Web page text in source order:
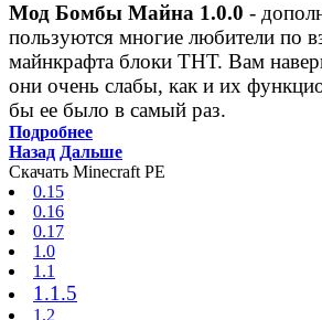
Мод Бомбы Майна 1.0.0 -
пользуются многие любители по
майнкрафта блоки ТНТ. Вам
они очень слабы, как и их
бы ее было в самый раз.
Подробнее
Назад Дальше
Скачать Minecraft PE
0.15
0.16
0.17
1.0
1.1
1.1.5
1.2